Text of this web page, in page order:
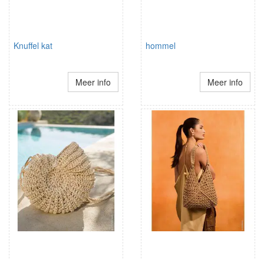
Knuffel kat
Meer info
hommel
Meer info